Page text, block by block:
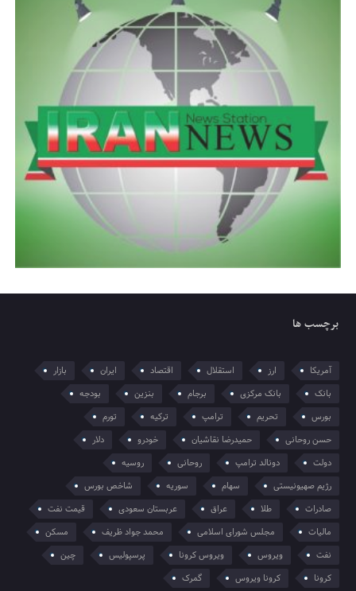
برچسب ها
آمریکا ارز استقلال اقتصاد ایران
بازار
بانک
بانک مرکزی برجام بنزین
بودجه
بورس
تحریم ترامپ ترکیه
تورم
حسن روحانی
حمیدرضا نقاشیان خودرو
دلار
دولت
دونالد ترامپ روحانی
روسیه
رژیم صهیونیستی
سهام سوریه
شاخص بورس
صادرات
طلا عراق عربستان سعودی
قیمت نفت
مالیات
مجلس شورای اسلامی محمد جواد ظریف
مسکن
نفت
ویروس ویروس کرونا پرسپولیس
چین
کرونا
کرونا ویروس گمرک